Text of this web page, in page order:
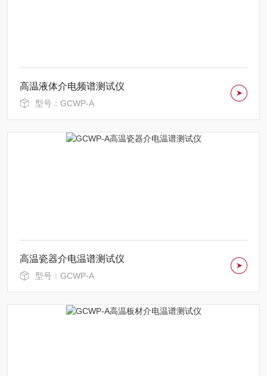
高温液体介电频谱测试仪
型号：GCWP-A
高温瓷器介电温谱测试仪
型号：GCWP-A